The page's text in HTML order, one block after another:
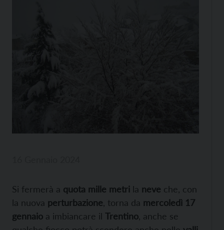
Si fermerà a quota mille metri la neve che, con
la nuova perturbazione , torna da mercoledì 17
gennaio a imbiancare il Trentino , anche se